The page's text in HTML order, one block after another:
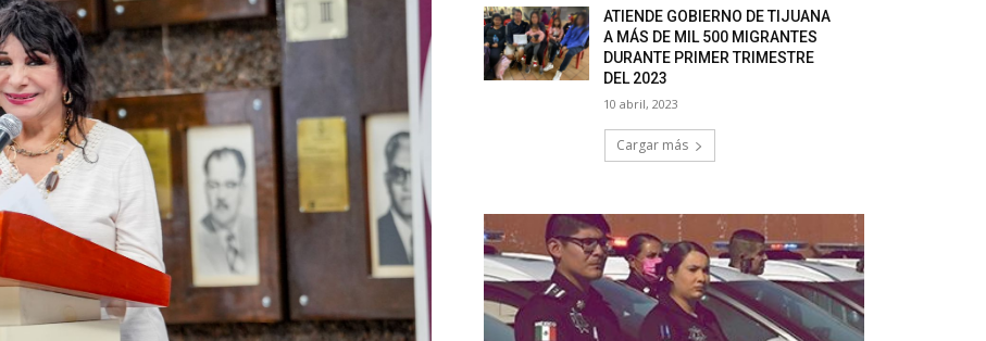
ATIENDE GOBIERNO DE TIJUANA
A MÁS DE MIL 500 MIGRANTES
DURANTE PRIMER TRIMESTRE
DEL 2023
10 abril, 2023
Cargar más